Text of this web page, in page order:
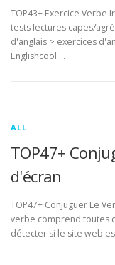
TOP43+ Exercice Verbe
tests lectures capes/
d'anglais > exercices
Englishcool …
ALL
TOP47+
d'écran
TOP47+ Conjuguer Le
verbe comprend toutes
détecter si le site web